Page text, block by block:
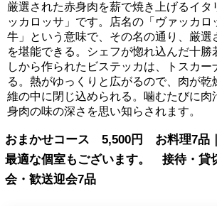
厳選された赤身肉を薪で焼き上げるイタ
ッカロッサ」です。店名の「ヴァッカロ
牛」という意味で、その名の通り、厳選
を堪能できる。シェフが惚れ込んだ十勝
しから作られたビステッカは、トスカー
る。熱がゆっくりと広がるので、肉が乾
維の中に閉じ込められる。噛むたびに肉
身肉の味の深さを思い知らされます。
おまかせコース 5,500円 お料理7品
最適な個室もございます。 接待・貸
会・歓送迎会7品